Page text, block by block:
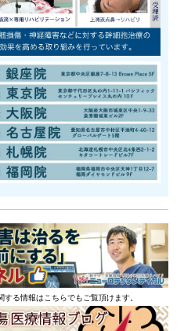
る情報はこちらでもご覧頂けます。